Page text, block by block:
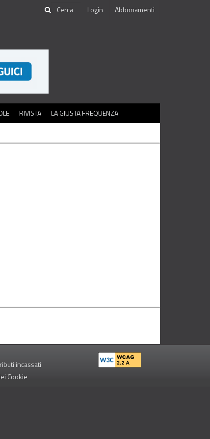
Login Abbonamenti
RIVISTA LA GIUSTA FREQUENZA
incassati
Cookie